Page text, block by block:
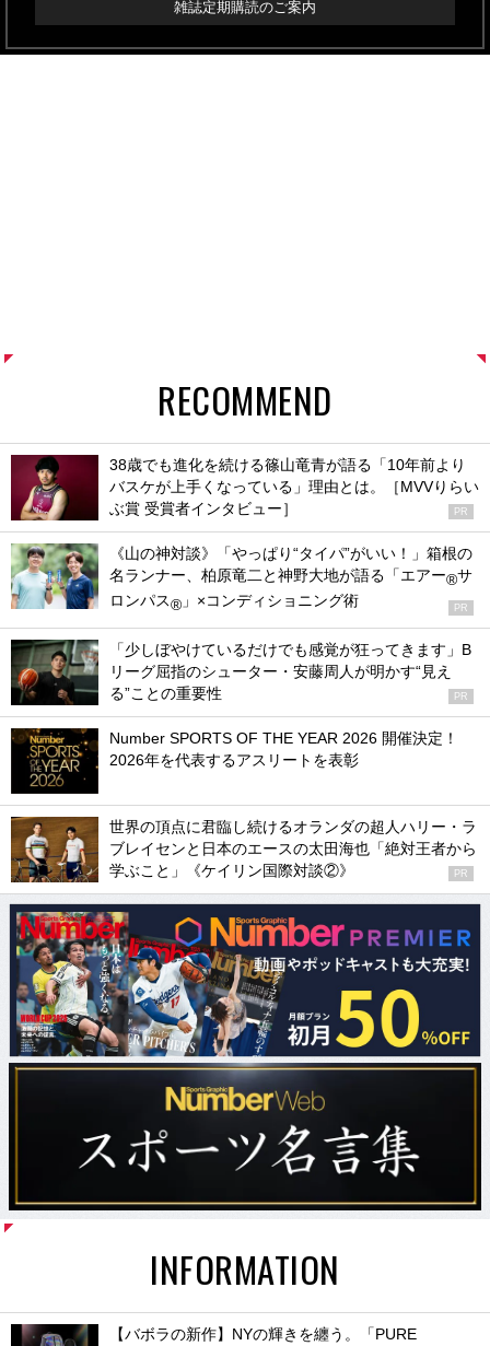
雑誌定期購読のご案内
RECOMMEND
38歳でも進化を続ける篠山竜青が語る「10年前より
バスケが上手くなっている」理由とは。［MVVりらい
ぶ賞 受賞者インタビュー］
PR
《山の神対談》「やっぱり“タイパ”がいい！」箱根の
名ランナー、柏原竜二と神野大地が語る「エアー®サ
ロンパス® 」×コンディショニング術 PR
「少しぼやけているだけでも感覚が狂ってきます」B
リーグ屈指のシューター・安藤周人が明かす“見え
る”ことの重要性
PR
Number SPORTS OF THE YEAR 2026 開催決定！
2026年を代表するアスリートを表彰
世界の頂点に君臨し続けるオランダの超人ハリー・ラ
ブレイセンと日本のエースの太田海也「絶対王者から
学ぶこと」《ケイリン国際対談②》
PR
INFORMATION
【バボラの新作】NYの輝きを纏う。「PURE